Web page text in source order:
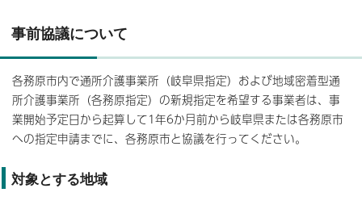
事前協議について
各務原市内で通所介護事業所（岐阜県指定）および地域密着型通
所介護事業所（各務原指定）の新規指定を希望する事業者は、事
業開始予定日から起算して1年6か月前から岐阜県または各務原市
への指定申請までに、各務原市と協議を行ってください。
対象とする地域